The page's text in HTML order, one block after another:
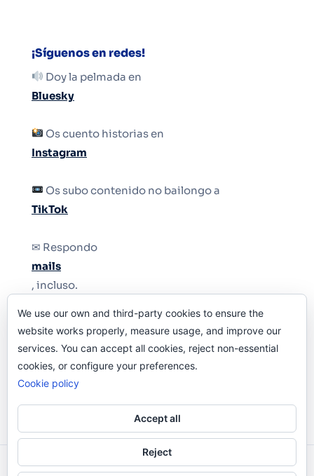
¡Síguenos en redes!
Doy la pelmada en
Bluesky
Os cuento historias en
Instagram
Os subo contenido no bailongo a
TikTok
✉ Respondo
mails
, incluso.
Y si una persona no puede tener teléfono, que
le quiten el teléfono.
Odi O'Malley © 2016-2025. Todos Los Derechos
We use our own and third-party cookies to ensure the
website works properly, measure usage, and improve our
services. You can accept all cookies, reject non-essential
cookies, or configure your preferences.
Cookie policy
Accept all
Reject